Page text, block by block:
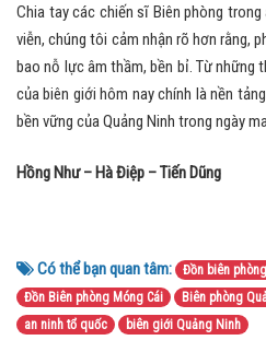
Chia tay các chiến sĩ Biên phòng
viễn, chúng tôi cảm nhận rõ hơn rằng,
bao nỗ lực âm thầm, bền bỉ. Từ những
của biên giới hôm nay chính là nền
bền vững của Quảng Ninh trong ngày
Hồng Như – Hà Điệp – Tiến Dũng
Có thể bạn quan tâm: Đồn biên
Đồn Biên phòng Móng Cái
Biên phòng
an ninh tổ quốc
biên giới Quảng Ninh